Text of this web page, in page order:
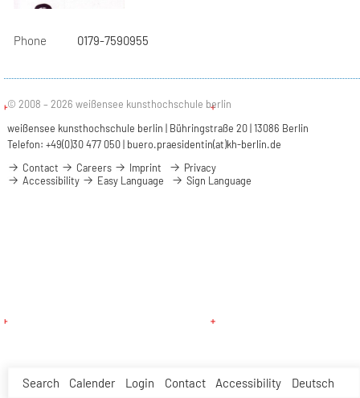
Search Calender Login Contact Accessibility Deutsch
Phone 0179-7590955
© 2008 – 2026 weißensee kunsthochschule berlin
weißensee kunsthochschule berlin | Bühringstraße 20 | 13086 Berlin
Telefon: +49(0)30 477 050 | buero.praesidentin(at)kh-berlin.de
Contact
Careers Imprint
Privacy
Accessibility
Easy Language Sign Language